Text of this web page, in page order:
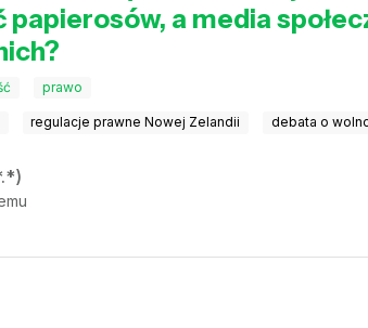
papierosów, a media
prawo
regulacje prawne Nowej Zelandii debata o